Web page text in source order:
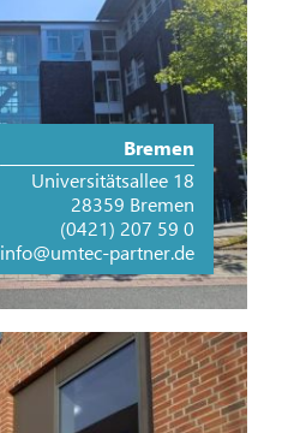
Bremen
Universitätsallee 18
28359 Bremen
(0421) 207 59 0
info@umtec-partner.de